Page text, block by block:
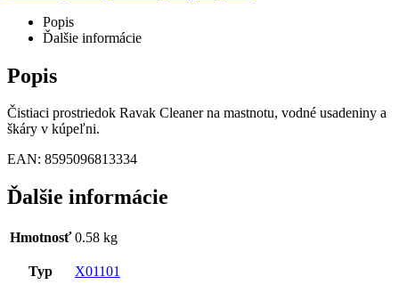
Popis
Ďalšie informácie
Popis
Čistiaci prostriedok Ravak Cleaner na mastnotu, vodné usadeniny a
škáry v kúpeľni.
EAN: 8595096813334
Ďalšie informácie
Hmotnosť 0.58 kg
Typ X01101